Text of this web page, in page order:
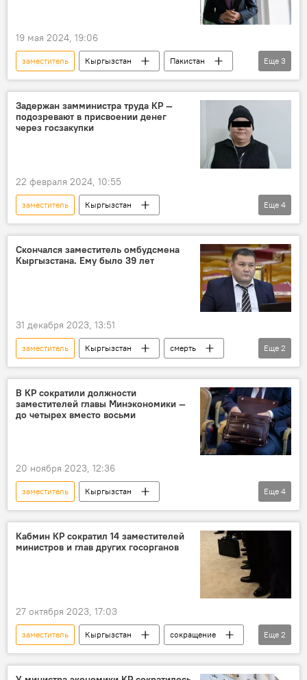
19 мая 2024, 19:06
заместитель Кыргызстан
Пакистан
премьер-министр
студенты
помощь
Еще 3
Задержан замминистра труда КР —
подозревают в присвоении денег
через госзакупки
22 февраля 2024, 10:55
заместитель
Кыргызстан
Министерство труда, социального обеспечения и миграции КР
государственные закупки
коррупция
Еще 4
Скончался заместитель омбудсмена
Кыргызстана. Ему было 39 лет
31 декабря 2023, 13:51
заместитель Кыргызстан
смерть
омбудсмен
Шухрат Айтиев
Еще 2
В КР сократили должности
заместителей главы Минэкономики —
до четырех вместо восьми
20 ноября 2023, 12:36
заместитель
Кыргызстан
Министерство экономики и коммерции КР
сокращение
увольнение
должность
Еще 4
Кабмин КР сократил 14 заместителей
министров и глав других госорганов
27 октября 2023, 17:03
заместитель Кыргызстан
сокращение
оптимизация
министр
Еще 2